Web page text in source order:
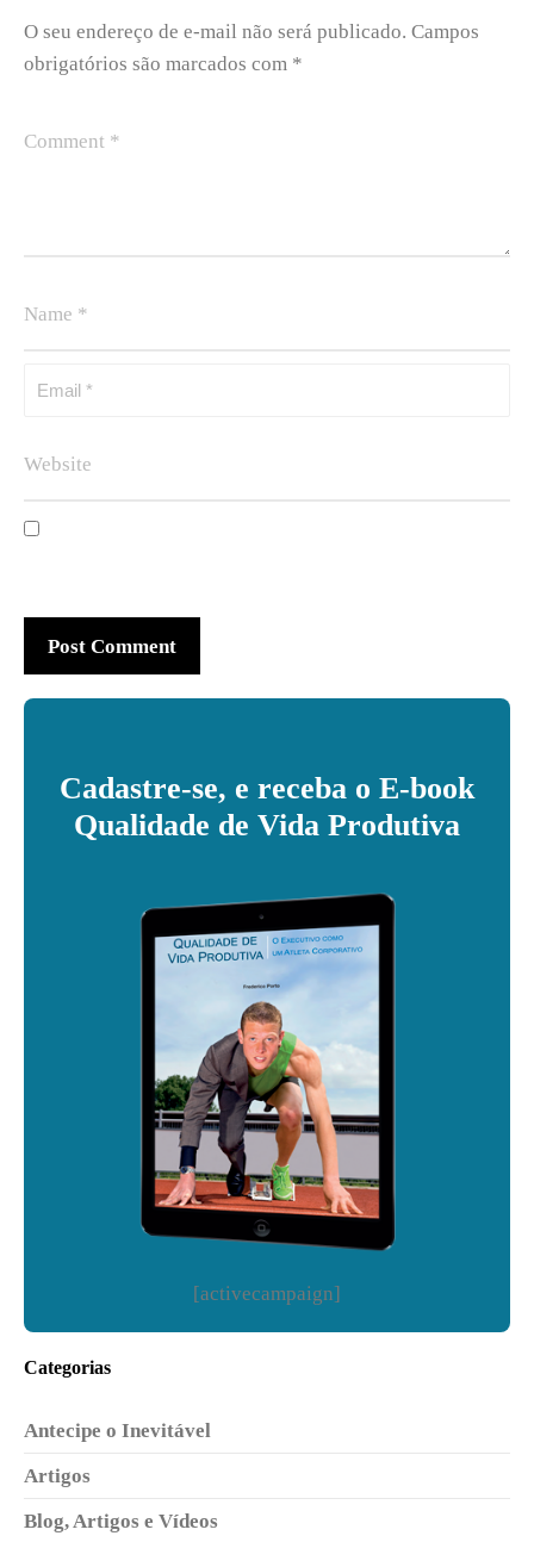
O seu endereço de e-mail não será publicado. Campos
obrigatórios são marcados com *
Cadastre-se, e receba o E-book
Qualidade de Vida Produtiva
[activecampaign]
Categorias
Antecipe o Inevitável
Artigos
Blog, Artigos e Vídeos